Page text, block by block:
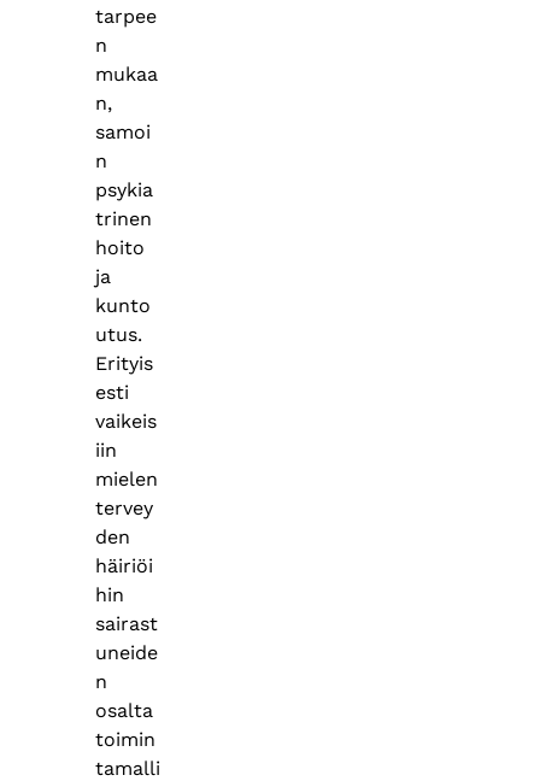
tarpee
n
mukaa
n,
samoi
n
psykia
trinen
hoito
ja
kunto
utus.
Erityis
esti
vaikeis
iin
mielen
tervey
den
häiriöi
hin
sairast
uneide
n
osalta
toimin
tamalli